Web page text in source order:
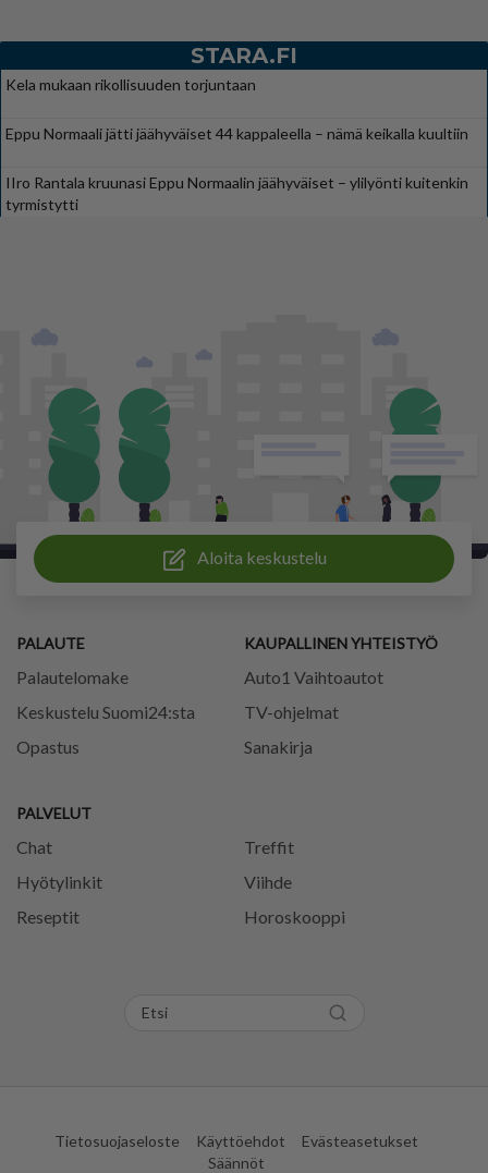
STARA.FI
Kela mukaan rikollisuuden torjuntaan
Eppu Normaali jätti jäähyväiset 44 kappaleella – nämä keikalla kuultiin
IIro Rantala kruunasi Eppu Normaalin jäähyväiset – ylilyönti kuitenkin
tyrmistytti
Aloita keskustelu
PALAUTE
Palautelomake
Keskustelu Suomi24:sta
Opastus
PALVELUT
Chat
Treffit
Hyötylinkit
Viihde
Reseptit
Horoskooppi
KAUPALLINEN YHTEISTYÖ
Auto1 Vaihtoautot
TV-ohjelmat
Sanakirja
Tietosuojaseloste Käyttöehdot
Evästeasetukset
Säännöt